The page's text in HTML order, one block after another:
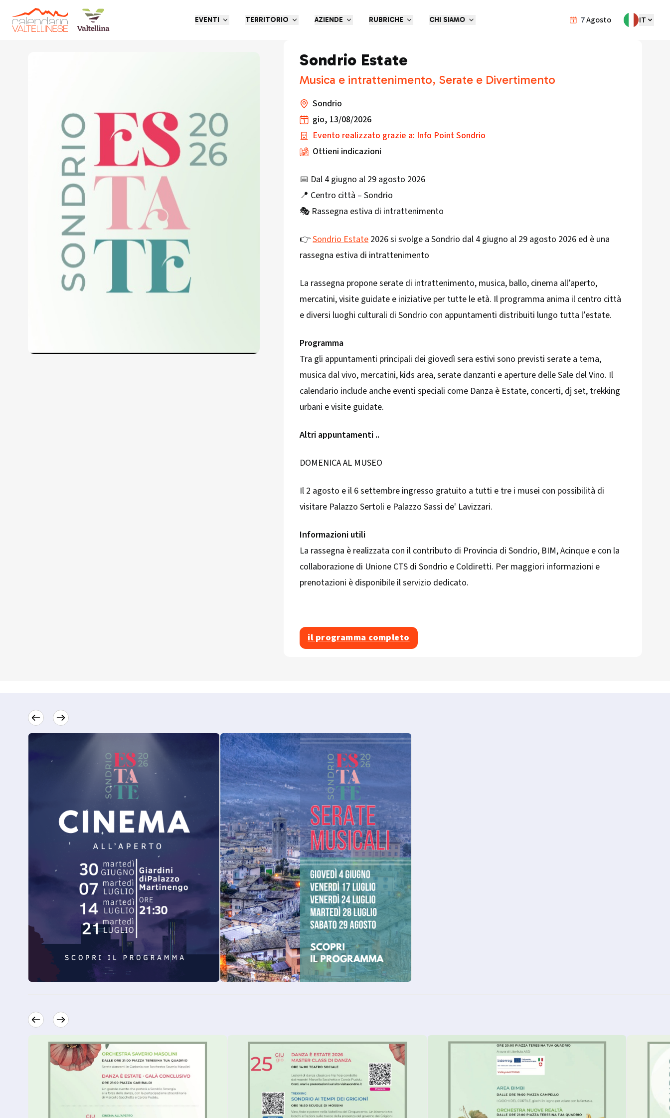
7Agosto IT
EVENTI TERRITORIO AZIENDE RUBRICHE CHI SIAMO
Torna indietro
Sondrio Estate
Musica e intrattenimento, Serate e Divertimento
Sondrio
gio, 13/08/2026
Evento realizzato grazie a: Info Point Sondrio
Ottieni indicazioni
📅 Dal 4 giugno al 29 agosto 2026
📍 Centro città – Sondrio
🎭 Rassegna estiva di intrattenimento
👉Sondrio Estate2026 si svolge a Sondrio dal 4 giugno al 29 agosto 2026 ed è una
rassegna estiva di intrattenimento
La rassegna propone serate di intrattenimento, musica, ballo, cinema all’aperto,
mercatini, visite guidate e iniziative per tutte le età. Il programma anima il centro città
e diversi luoghi culturali di Sondrio con appuntamenti distribuiti lungo tutta l’estate.
Programma
Tra gli appuntamenti principali dei giovedì sera estivi sono previsti serate a tema,
musica dal vivo, mercatini, kids area, serate danzanti e aperture delle Sale del Vino. Il
calendario include anche eventi speciali come Danza è Estate, concerti, dj set, trekking
urbani e visite guidate.
Altri appuntamenti ..
DOMENICA AL MUSEO
Il 2 agosto e il 6 settembre ingresso gratuito a tutti e tre i musei con possibilità di
visitare Palazzo Sertoli e Palazzo Sassi de' Lavizzari.
Informazioni utili
La rassegna è realizzata con il contributo di Provincia di Sondrio, BIM, Acinque e con la
collaborazione di Unione CTS di Sondrio e Coldiretti. Per maggiori informazioni e
prenotazioni è disponibile il servizio dedicato.
il programma completo